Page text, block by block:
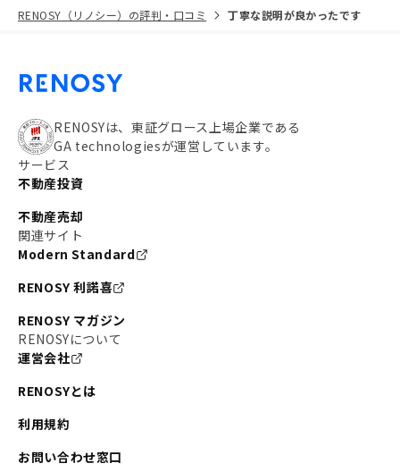
RENOSY（リノシー）の評判・口コミ
丁寧な説明が良かったです
RENOSYは、東証グロース上場企業である
GA technologiesが運営しています。
サービス
不動産投資
不動産売却
関連サイト
Modern Standard
RENOSY 利諾喜
RENOSY マガジン
RENOSYについて
運営会社
RENOSYとは
利用規約
お問い合わせ窓口